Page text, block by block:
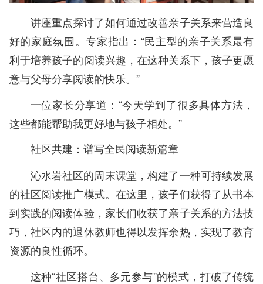
讲座重点探讨了如何通过改善亲子关系来营造良
好的家庭氛围。专家指出：“民主型的亲子关系最有
利于培养孩子的阅读兴趣，在这种关系下，孩子更愿
意与父母分享阅读的快乐。”
一位家长分享道：“今天学到了很多具体方法，
这些都能帮助我更好地与孩子相处。”
社区共建：谱写全民阅读新篇章
沁水岩社区的周末课堂，构建了一种可持续发展
的社区阅读推广模式。在这里，孩子们获得了从书本
到实践的阅读体验，家长们收获了亲子关系的方法技
巧，社区内的退休教师也得以发挥余热，实现了教育
资源的良性循环。
这种“社区搭台、多元参与”的模式，打破了传统